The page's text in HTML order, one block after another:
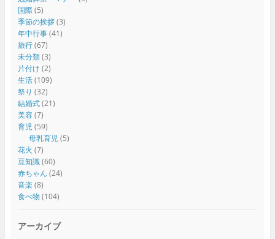
国際(5)
季節の挨拶(3)
年中行事(41)
旅行(67)
未分類(3)
片付け (2)
生活(109)
祭り (32)
結婚式(21)
美容(7)
育児(59)
母乳育児(5)
花火 (7)
豆知識(60)
赤ちゃん (24)
音楽 (8)
食べ物 (104)
アーカイブ